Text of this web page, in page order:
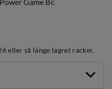
Game Bc
eller så länge lagret räcker.